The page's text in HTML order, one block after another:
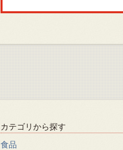
カテゴリから探す
食品